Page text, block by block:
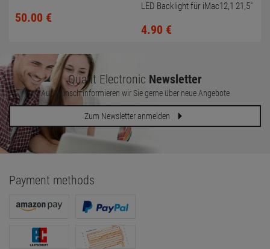
50.00 €
LED Backlight für iMac12,1 21,5"
4.90 €
Quant Electronic Newsletter
Auf Wunsch informieren wir Sie gerne über neue Angebote
Zum Newsletter anmelden
Payment methods